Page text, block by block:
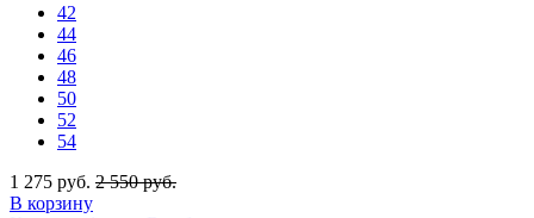
42
44
46
48
50
52
54
1 275 руб. 2 550 руб.
В корзину